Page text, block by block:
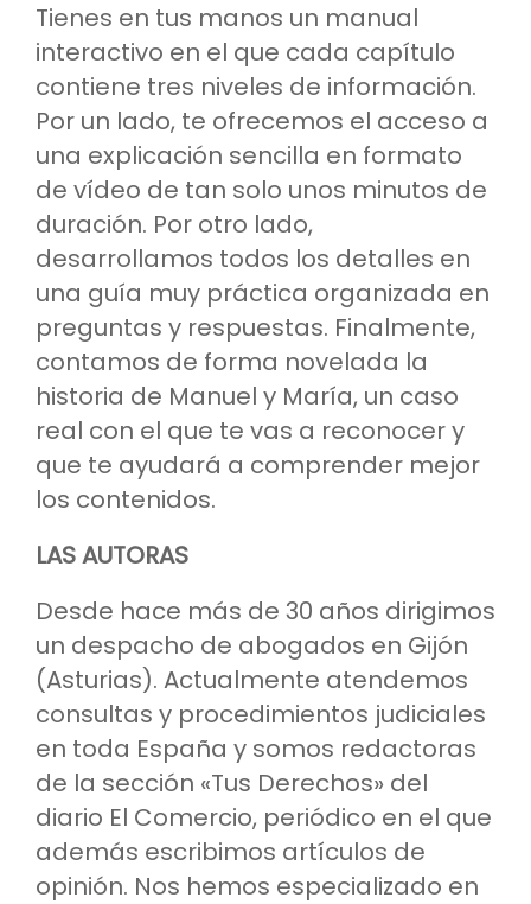
Tienes en tus manos un manual
interactivo en el que cada capítulo
contiene tres niveles de información.
Por un lado, te ofrecemos el acceso a
una explicación sencilla en formato
de vídeo de tan solo unos minutos de
duración. Por otro lado,
desarrollamos todos los detalles en
una guía muy práctica organizada en
preguntas y respuestas. Finalmente,
contamos de forma novelada la
historia de Manuel y María, un caso
real con el que te vas a reconocer y
que te ayudará a comprender mejor
los contenidos.
LAS AUTORAS
Desde hace más de 30 años dirigimos
un despacho de abogados en Gijón
(Asturias). Actualmente atendemos
consultas y procedimientos judiciales
en toda España y somos redactoras
de la sección «Tus Derechos» del
diario El Comercio, periódico en el que
además escribimos artículos de
opinión. Nos hemos especializado en